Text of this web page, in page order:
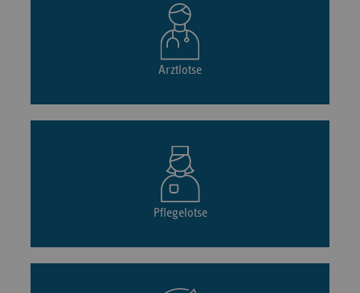
Arztlotse
Pflegelotse